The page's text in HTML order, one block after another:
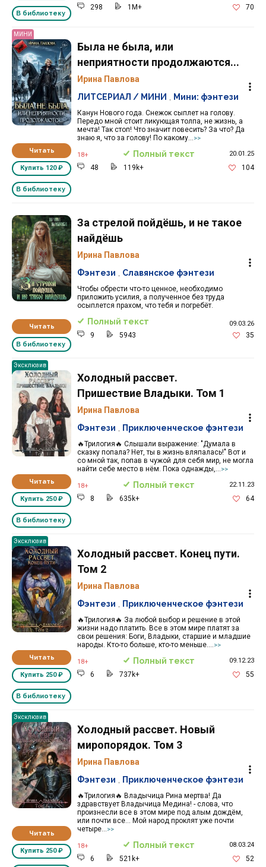
В библиотеку
298 1M+ 70
МИНИ
Читать
Купить 120 ₽
В библиотеку
Была не была, или
неприятности продолжаются...
Ирина Павлова
Канун Нового года. Снежок сыплет на голову.
Передо мной стоит ликующая толпа, не жизнь, а
мечта! Так стоп! Что значит повесить? За что? Да
знаю я, что за голову! По какому...
>>
ЛИТСЕРИАЛ / МИНИ Мини: фэнтези
18+ Полный текст 20.01.25
48 119k+ 104
Читать
В библиотеку
За стрелой пойдёшь, и не такое
найдёшь
Ирина Павлова
Чтобы обрести что-то ценное, необходимо
приложить усилия, а полученное без труда
осыплется прахом, что тебя и погребёт.
Фэнтези Славянское фэнтези
Полный текст 09.03.26
9 5943 35
Эксклюзив
Читать
Купить 250 ₽
В библиотеку
Холодный рассвет.
Пришествие Владыки. Том 1
Ирина Павлова
🔥Трилогия🔥 Слышали выражение: "Думала в
сказку попала? Нет, ты в жизнь вляпалась!" Вот и
со мной так, попав в чужой для себя мир, не могла
найти себе место в нём. Пока однажды,...
>>
Фэнтези Приключенческое фэнтези
18+ Полный текст 22.11.23
8 635k+ 64
Эксклюзив
Читать
Купить 250 ₽
В библиотеку
Холодный рассвет. Конец пути.
Том 2
Ирина Павлова
🔥Трилогия🔥 За любой выбор и решение в этой
жизни надо платить. Все в этом мире платят за
свои решения: Боги, Владыки, старшие и младшие
народы. Кто-то больше, кто-то меньше....
>>
Фэнтези Приключенческое фэнтези
18+ Полный текст 09.12.23
6 737k+ 55
Эксклюзив
Читать
Купить 250 ₽
Холодный рассвет. Новый
миропорядок. Том 3
Ирина Павлова
🔥Трилогия🔥 Владычица Рина мертва! Да
здравствует Владычица Медина! - слова, что
произнесли все в этом мире под алым дождём,
или почти все… Мой народ проклят уже почти
четыре...
>>
Фэнтези Приключенческое фэнтези
18+ Полный текст 08.03.24
6 521k+ 52